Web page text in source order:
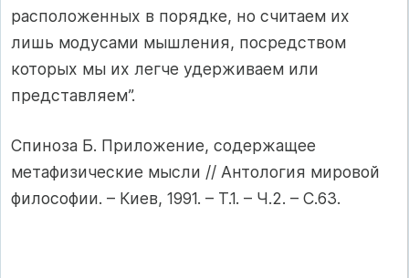
расположенных в порядке, но считаем их
лишь модусами мышления, посредством
которых мы их легче удерживаем или
представляем”.
Спиноза Б. Приложение, содержащее
метафизические мысли // Антология мировой
философии. – Киев, 1991. – Т.1. – Ч.2. – С.63.